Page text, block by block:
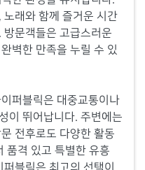
래와 함께 즐거운 시간
문객들은 고급스러운
벽한 만족을 누릴 수 있
퍼블릭은 대중교통이나
이 뛰어납니다. 주변에는
전후로도 다양한 활동
품격 있고 특별한 유흥